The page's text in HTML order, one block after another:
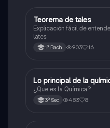
Matemáticas
Teorema de tales
Explicación fácil de
lates
1º Bach 903 16
Química
Lo principal de la
¿Que es la Química?
3º Sec 483 8